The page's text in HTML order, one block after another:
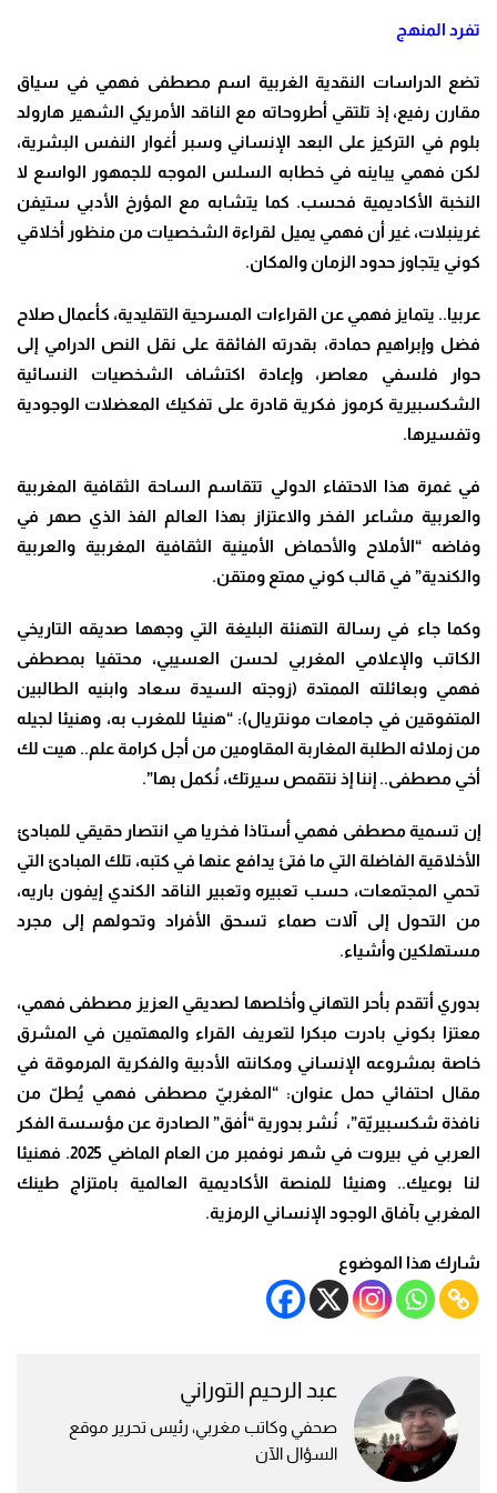
تفرد المنهج
تضع الدراسات النقدية الغربية اسم مصطفى فهمي في سياق
مقارن رفيع، إذ تلتقي أطروحاته مع الناقد الأمريكي الشهير هارولد
بلوم في التركيز على البعد الإنساني وسبر أغوار النفس البشرية،
لكن فهمي يباينه في خطابه السلس الموجه للجمهور الواسع لا
النخبة الأكاديمية فحسب. كما يتشابه مع المؤرخ الأدبي ستيفن
غرينبلات، غير أن فهمي يميل لقراءة الشخصيات من منظور أخلاقي
كوني يتجاوز حدود الزمان والمكان.
عربيا.. يتمايز فهمي عن القراءات المسرحية التقليدية، كأعمال صلاح
فضل وإبراهيم حمادة، بقدرته الفائقة على نقل النص الدرامي إلى
حوار فلسفي معاصر، وإعادة اكتشاف الشخصيات النسائية
الشكسبيرية كرموز فكرية قادرة على تفكيك المعضلات الوجودية
وتفسيرها.
في غمرة هذا الاحتفاء الدولي تتقاسم الساحة الثقافية المغربية
والعربية مشاعر الفخر والاعتزاز بهذا العالم الفذ الذي صهر في
وفاضه “الأملاح والأحماض الأمينية الثقافية المغربية والعربية
والكندية” في قالب كوني ممتع ومتقن.
وكما جاء في رسالة التهنئة البليغة التي وجهها صديقه التاريخي
الكاتب والإعلامي المغربي لحسن العسيبي، محتفيا بمصطفى
فهمي وبعائلته الممتدة (زوجته السيدة سعاد وابنيه الطالبين
المتفوقين في جامعات مونتريال):“هنيئا للمغرب به، وهنيئا لجيله
من زملائه الطلبة المغاربة المقاومين من أجل كرامة علم.. هيت لك
أخي مصطفى.. إننا إذ نتقمص سيرتك، نُكمل بها”.
إن تسمية مصطفى فهمي أستاذا فخريا هي انتصار حقيقي للمبادئ
الأخلاقية الفاضلة التي ما فتئ يدافع عنها في كتبه، تلك المبادئ التي
تحمي المجتمعات، حسب تعبيره وتعبير الناقد الكندي إيفون باريه،
من التحول إلى آلات صماء تسحق الأفراد وتحولهم إلى مجرد
مستهلكين وأشياء.
بدوري أتقدم بأحر التهاني وأخلصها لصديقي العزيز مصطفى فهمي،
معتزا بكوني بادرت مبكرا لتعريف القراء والمهتمين في المشرق
خاصة بمشروعه الإنساني ومكانته الأدبية والفكرية المرموقة في
مقال احتفائي حمل عنوان: “المغربيّ مصطفى فهمي يُطلّ من
نافذة شكسبيريّة”، نُشر بدورية “أفق” الصادرة عن مؤسسة الفكر
العربي في بيروت في شهر نوفمبر من العام الماضي 2025. فهنيئا
لنا بوعيك.. وهنيئا للمنصة الأكاديمية العالمية بامتزاج طينك
المغربي بآفاق الوجود الإنساني الرمزية.
شارك هذا الموضوع
عبد الرحيم التوراني
صحفي وكاتب مغربي، رئيس تحرير موقع
السؤال الآن